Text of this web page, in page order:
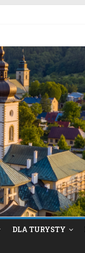
miejscowego planu
DLA TURYSTY